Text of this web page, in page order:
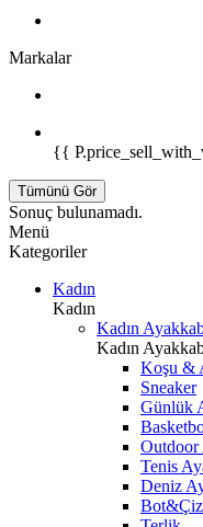
Markalar
{{
Tümünü Gör
Sonuç bulunamadı.
Menü
Kategoriler
Kadın
Kadın
Kadın
Kadın
Koşu &
Sneaker
Günlük
Outdoor
Tenis
Deniz